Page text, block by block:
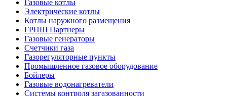
Газовые котлы
Электрические котлы
Котлы наружного размещения
ГРПШ Партнеры
Газовые генераторы
Счетчики газа
Газорегуляторные пункты
Промышленное газовое оборудование
Бойлеры
Газовые водонагреватели
Системы контроля загазованности